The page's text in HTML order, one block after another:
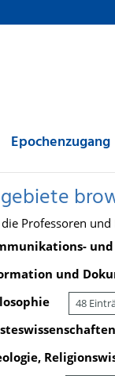
Epochenzugang
Professoren
und
48